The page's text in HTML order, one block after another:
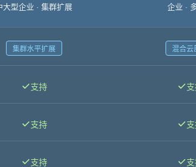
大型企业 · 集群扩展 企业 ·
集群水平扩展 混合云
支持
支持
支持